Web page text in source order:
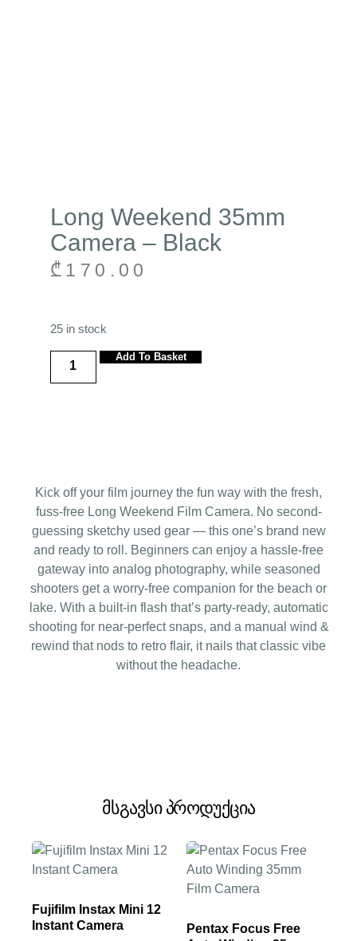
Long Weekend 35mm
Camera – Black
₾ 170.00
25 in stock
Add To Basket
Kick off your film journey the fun way with the fresh,
fuss-free Long Weekend Film Camera. No second-
guessing sketchy used gear — this one’s brand new
and ready to roll. Beginners can enjoy a hassle-free
gateway into analog photography, while seasoned
shooters get a worry-free companion for the beach or
lake. With a built-in flash that’s party-ready, automatic
shooting for near-perfect snaps, and a manual wind &
rewind that nods to retro flair, it nails that classic vibe
without the headache.
მსგავსი პროდუქცია
Fujifilm Instax Mini 12
Instant Camera
Pentax Focus Free